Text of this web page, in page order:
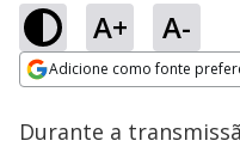
A+ A-
Adicione como fonte
Ativar
Loaded
18.31%
Durante a